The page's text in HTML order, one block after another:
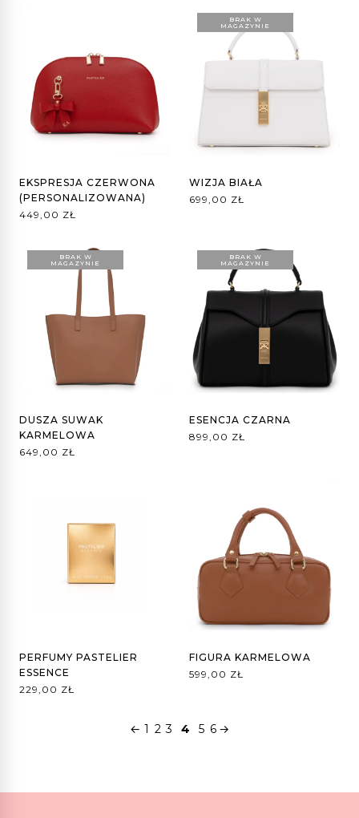
EKSPRESJA CZERWONA
(PERSONALIZOWANA)
449,00 ZŁ
BRAK W
MAGAZYNIE
WIZJA BIAŁA
699,00 ZŁ
BRAK W
MAGAZYNIE
DUSZA SUWAK
KARMELOWA
649,00 ZŁ
BRAK W
MAGAZYNIE
ESENCJA CZARNA
899,00 ZŁ
PERFUMY PASTELIER
ESSENCE
229,00 ZŁ
FIGURA KARMELOWA
599,00 ZŁ
← 1 2 3 4 5 6 →